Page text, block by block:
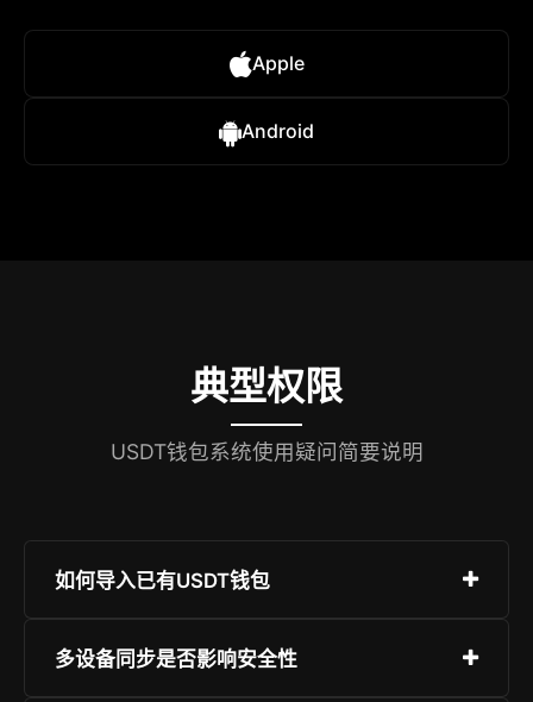
Apple
Android
典型权限
USDT钱包系统使用疑问简要说明
如何导入已有USDT钱包
支持助记词（12/24词）、Keystore文件、私钥三
多设备同步是否影响安全性